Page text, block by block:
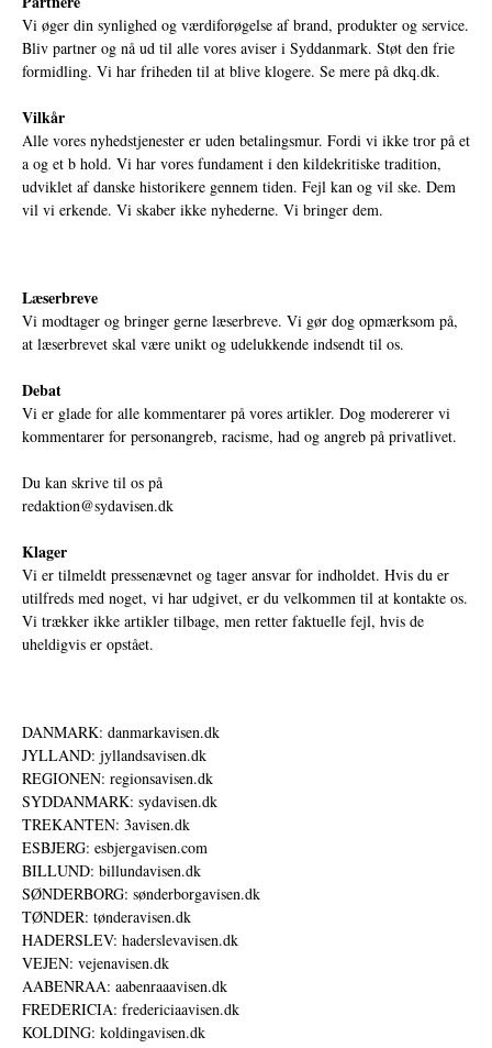
Vi øger din synlighed og værdiforøgelse af brand, produkter og service.
Bliv partner og nå ud til alle vores aviser i Syddanmark. Støt den frie
formidling. Vi har friheden til at blive klogere. Se mere på dkq.dk.
Vilkår
Alle vores nyhedstjenester er uden betalingsmur. Fordi vi ikke tror på et
a og et b hold. Vi har vores fundament i den kildekritiske tradition,
udviklet af danske historikere gennem tiden. Fejl kan og vil ske. Dem
vil vi erkende. Vi skaber ikke nyhederne. Vi bringer dem.
Læserbreve
Vi modtager og bringer gerne læserbreve. Vi gør dog opmærksom på,
at læserbrevet skal være unikt og udelukkende indsendt til os.
Debat
Vi er glade for alle kommentarer på vores artikler. Dog modererer vi
kommentarer for personangreb, racisme, had og angreb på privatlivet.
Du kan skrive til os på
redaktion@sydavisen.dk
Klager
Vi er tilmeldt pressenævnet og tager ansvar for indholdet. Hvis du er
utilfreds med noget, vi har udgivet, er du velkommen til at kontakte os.
Vi trækker ikke artikler tilbage, men retter faktuelle fejl, hvis de
uheldigvis er opstået.
DANMARK: danmarkavisen.dk
JYLLAND: jyllandsavisen.dk
REGIONEN: regionsavisen.dk
SYDDANMARK: sydavisen.dk
TREKANTEN: 3avisen.dk
ESBJERG: esbjergavisen.com
BILLUND: billundavisen.dk
SØNDERBORG: sønderborgavisen.dk
TØNDER: tønderavisen.dk
HADERSLEV: haderslevavisen.dk
VEJEN: vejenavisen.dk
AABENRAA: aabenraaavisen.dk
FREDERICIA: fredericiaavisen.dk
KOLDING: koldingavisen.dk